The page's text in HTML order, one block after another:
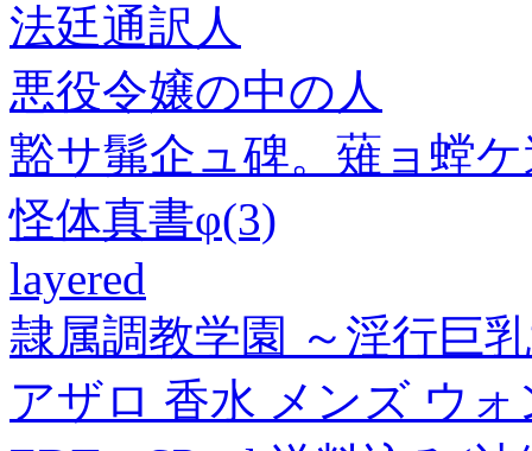
法廷通訳人
悪役令嬢の中の人
豁サ髴企ュ碑。薙ョ螳
怪体真書φ(3)
layered
隷属調教学園 ～淫行巨
アザロ 香水 メンズ ウ